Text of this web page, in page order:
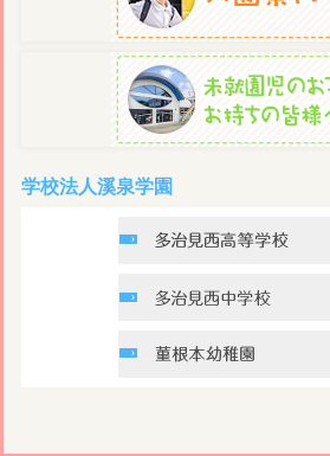
学校法人溪泉学園